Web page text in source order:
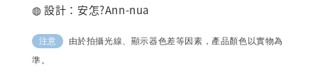
◍ 設計：安怎?Ann-nua
注意
由於拍攝光線、顯示器色差等因素，產品顏色以實物為
準。